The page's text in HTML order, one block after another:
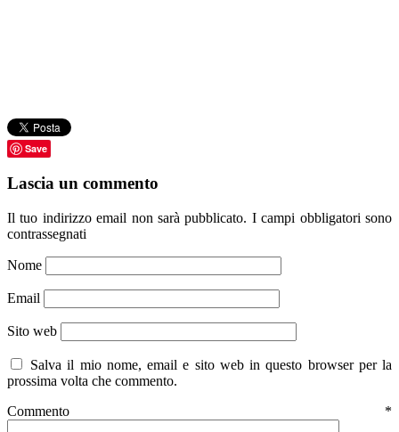
Save
Lascia un commento
Il tuo indirizzo email non sarà pubblicato. I campi obbligatori sono
contrassegnati
Nome
Email
Sito web
Salva il mio nome, email e sito web in questo browser per la
prossima volta che commento.
Commento *